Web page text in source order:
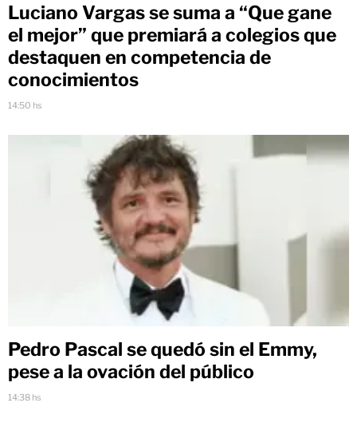
Luciano Vargas se suma a “Que gane
el mejor” que premiará a colegios que
destaquen en competencia de
conocimientos
14:50 hs
Pedro Pascal se quedó sin el Emmy,
pese a la ovación del público
14:38 hs